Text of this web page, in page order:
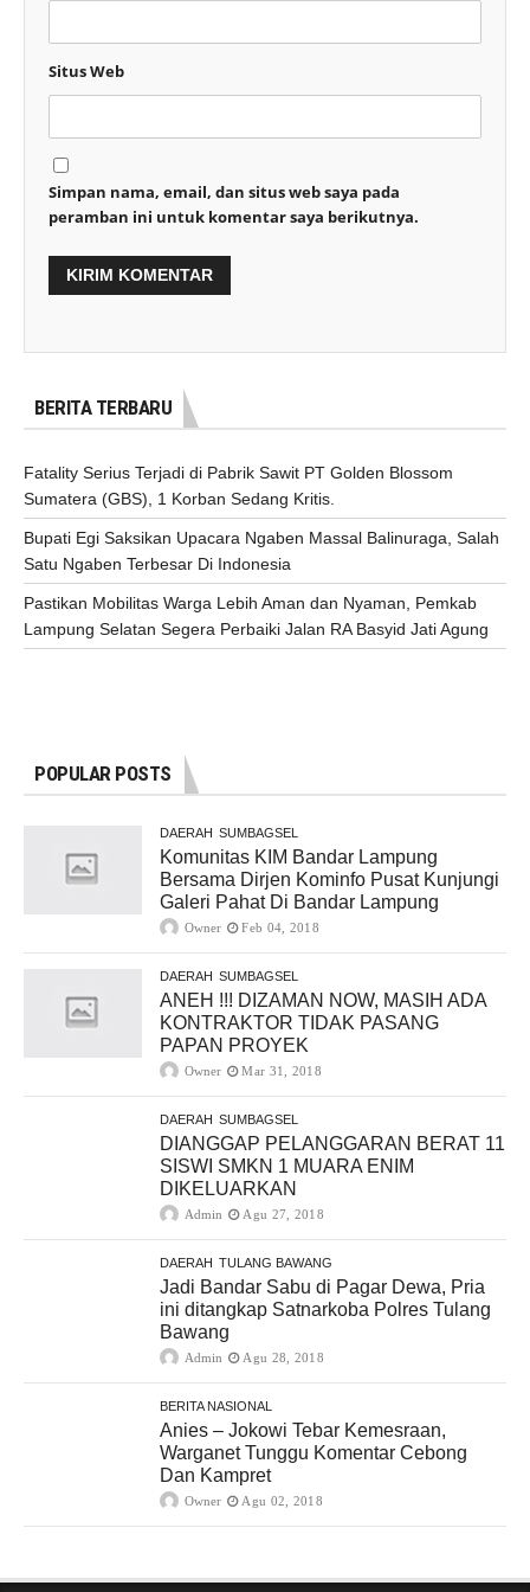
Situs Web
Simpan nama, email, dan situs web saya pada
peramban ini untuk komentar saya berikutnya.
BERITA TERBARU
Fatality Serius Terjadi di Pabrik Sawit PT Golden Blossom
Sumatera (GBS), 1 Korban Sedang Kritis.
Bupati Egi Saksikan Upacara Ngaben Massal Balinuraga, Salah
Satu Ngaben Terbesar Di Indonesia
Pastikan Mobilitas Warga Lebih Aman dan Nyaman, Pemkab
Lampung Selatan Segera Perbaiki Jalan RA Basyid Jati Agung
POPULAR POSTS
DAERAH SUMBAGSEL
Komunitas KIM Bandar Lampung
Bersama Dirjen Kominfo Pusat Kunjungi
Galeri Pahat Di Bandar Lampung
Owner Feb 04, 2018
DAERAH SUMBAGSEL
ANEH !!! DIZAMAN NOW, MASIH ADA
KONTRAKTOR TIDAK PASANG
PAPAN PROYEK
Owner Mar 31, 2018
DAERAH SUMBAGSEL
DIANGGAP PELANGGARAN BERAT 11
SISWI SMKN 1 MUARA ENIM
DIKELUARKAN
Admin Agu 27, 2018
DAERAH TULANG BAWANG
Jadi Bandar Sabu di Pagar Dewa, Pria
ini ditangkap Satnarkoba Polres Tulang
Bawang
Admin Agu 28, 2018
BERITA NASIONAL
Anies – Jokowi Tebar Kemesraan,
Warganet Tunggu Komentar Cebong
Dan Kampret
Owner Agu 02, 2018